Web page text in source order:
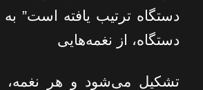
دستگاه ترتیب یافته است”
دستگاه، از نغمه‌هایی
تشکیل می‌شود و هر نغمه،